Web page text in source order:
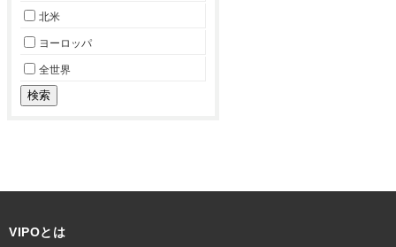
北米
ヨーロッパ
全世界
VIPOとは